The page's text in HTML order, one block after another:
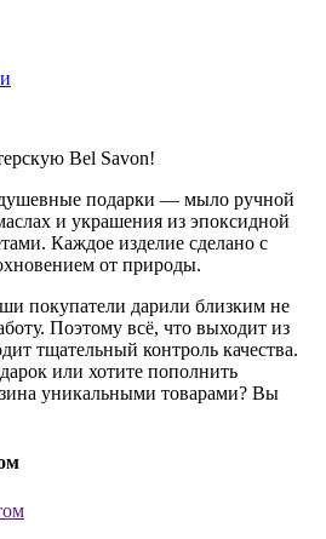
Bel Savon!
подарки — мыло ручной
и украшения из эпоксидной
Каждое изделие сделано с
от природы.
покупатели дарили близким не
Поэтому всё, что выходит из
тщательный контроль качества.
или хотите пополнить
уникальными товарами? Вы